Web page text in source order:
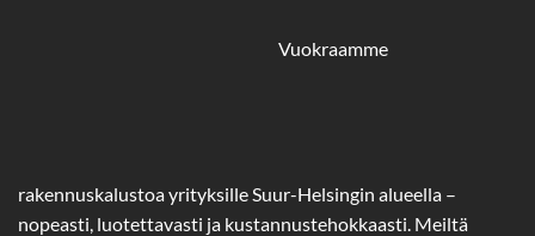
Vuokraamme
rakennuskalustoa yrityksille Suur-Helsingin alueella –
nopeasti, luotettavasti ja kustannustehokkaasti. Meiltä